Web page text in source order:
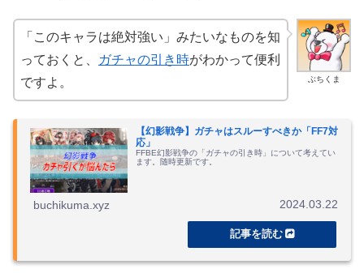
ぶちくま
「このキャラは絶対強い」みたいなものを知
っておくと、
ガチャの引き時がわかって便利
ですよ。
【幻影戦争】ガチャはスルーすべきか「FF7対
応」
FFBE幻影戦争の「ガチャの引き時」について考えてい
ます。随時更新です。
buchikuma.xyz 2024.03.22